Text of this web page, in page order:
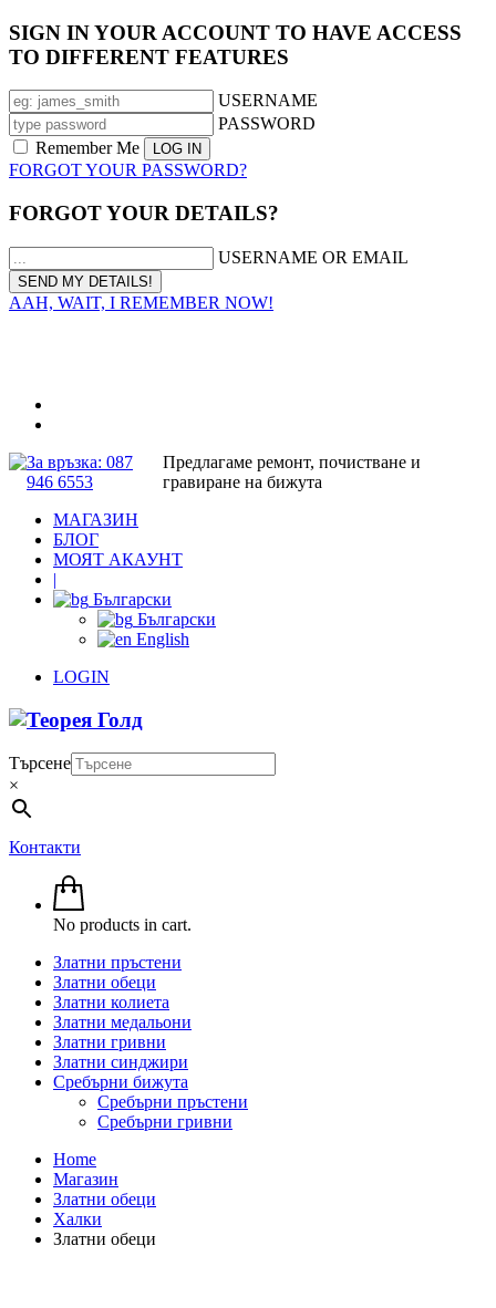
SIGN IN YOUR ACCOUNT TO HAVE ACCESS
TO DIFFERENT FEATURES
USERNAME
PASSWORD
Remember Me
FORGOT YOUR PASSWORD?
FORGOT YOUR DETAILS?
USERNAME OR EMAIL
AAH, WAIT, I REMEMBER NOW!
За връзка: 087
946 6553
Предлагаме ремонт, почистване и
гравиране на бижута
МАГАЗИН
БЛОГ
МОЯТ АКАУНТ
|
Български
Български
English
LOGIN
Търсене
×
Контакти
No products in cart.
Златни пръстени
Златни обеци
Златни колиета
Златни медальони
Златни гривни
Златни синджири
Сребърни бижута
Сребърни пръстени
Сребърни гривни
Home
Магазин
Златни обеци
Халки
Златни обеци